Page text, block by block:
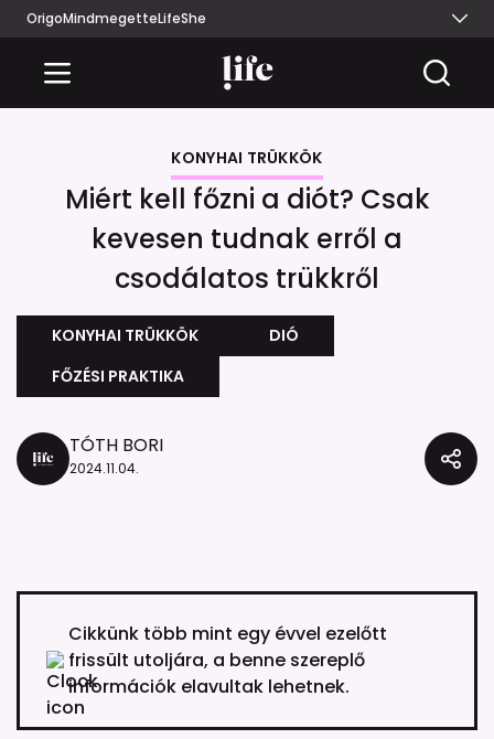
OrigoMindmegetteLifeShe
KONYHAI TRÜKKÖK
Miért kell főzni a diót? Csak
kevesen tudnak erről a
csodálatos trükkről
KONYHAI TRÜKKÖK
DIÓ
FŐZÉSI PRAKTIKA
TÓTH BORI
2024.11.04.
Cikkünk több mint egy évvel ezelőtt
frissült utoljára, a benne szereplő
információk elavultak lehetnek.